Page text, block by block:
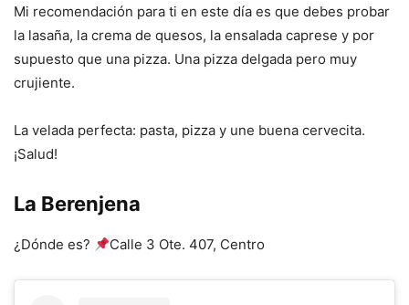
Mi recomendación para ti en este día es que debes probar
la lasaña, la crema de quesos, la ensalada caprese y por
supuesto que una pizza. Una pizza delgada pero muy
crujiente.
La velada perfecta: pasta, pizza y une buena cervecita.
¡Salud!
La Berenjena
¿Dónde es? Calle 3 Ote. 407, Centro